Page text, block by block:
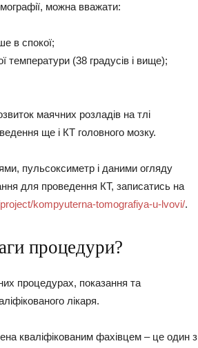
можна вважати:
в спокої;
температури (38 градусів і вище);
маячних розладів на тлі
ще і КТ головного мозку.
пульсоксиметр і даними огляду
для проведення КТ, записатись на
kompyuterna-tomografiya-u-lvovi/.
процедури?
процедурах, показання та
лікаря.
кваліфікованим фахівцем – це один з